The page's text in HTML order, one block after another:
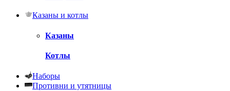
Казаны и котлы
Казаны
Котлы
Наборы
Противни и утятницы